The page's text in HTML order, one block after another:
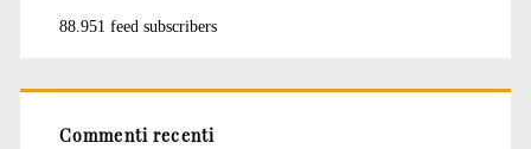
88.951 feed subscribers
Commenti recenti